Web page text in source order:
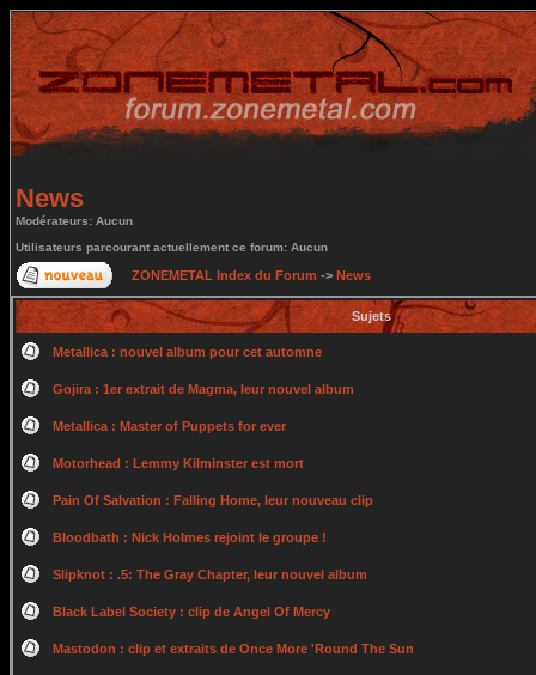
News
Modérateurs: Aucun
Utilisateurs parcourant actuellement ce forum: Aucun
ZONEMETAL Index du Forum -> News
Sujets
Metallica : nouvel album pour cet automne
Gojira : 1er extrait de Magma, leur nouvel album
Metallica : Master of Puppets for ever
Motorhead : Lemmy Kilminster est mort
Pain Of Salvation : Falling Home, leur nouveau clip
Bloodbath : Nick Holmes rejoint le groupe !
Slipknot : .5: The Gray Chapter, leur nouvel album
Black Label Society : clip de Angel Of Mercy
Mastodon : clip et extraits de Once More 'Round The Sun